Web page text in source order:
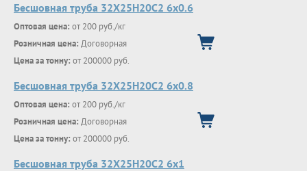
Бесшовная труба 32Х25Н20С2 6х0.6
Оптовая цена: от 200 руб./кг
Розничная цена: Договорная
Цена за тонну: от 200000 руб.
Бесшовная труба 32Х25Н20С2 6х0.8
Оптовая цена: от 200 руб./кг
Розничная цена: Договорная
Цена за тонну: от 200000 руб.
Бесшовная труба 32Х25Н20С2 6х1